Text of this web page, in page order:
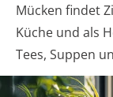
Mücken findet
Küche und als
Tees, Suppen